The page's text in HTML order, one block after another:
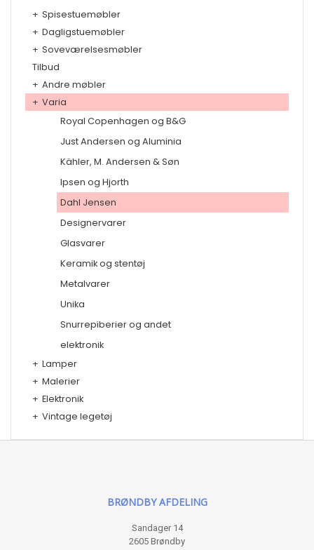
+ Spisestuemøbler
+ Dagligstuemøbler
+ Soveværelsesmøbler
Tilbud
+ Andre møbler
+ Varia
Royal Copenhagen og B&G
Just Andersen og Aluminia
Kähler, M. Andersen & Søn
Ipsen og Hjorth
Dahl Jensen
Designervarer
Glasvarer
Keramik og stentøj
Metalvarer
Unika
Snurrepiberier og andet
elektronik
+ Lamper
+ Malerier
+ Elektronik
+ Vintage legetøj
BRØNDBY AFDELING
Sandager 14
2605 Brøndby